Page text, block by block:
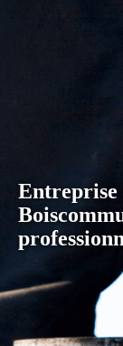
Entreprise